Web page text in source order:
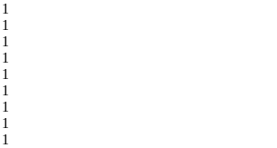
1
1
1
1
1
1
1
1
1